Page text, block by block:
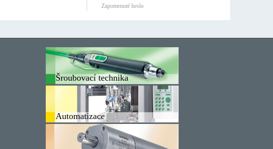
Zapomenuté heslo
Šroubovací technika
Automatizace